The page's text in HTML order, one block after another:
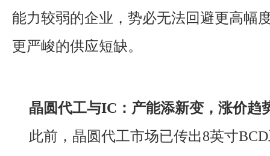
能力较弱的企业，势必无法回避更高幅
更严峻的供应短缺。
晶圆代工与IC：产能添新变，涨价趋
此前，晶圆代工市场已传出8英寸